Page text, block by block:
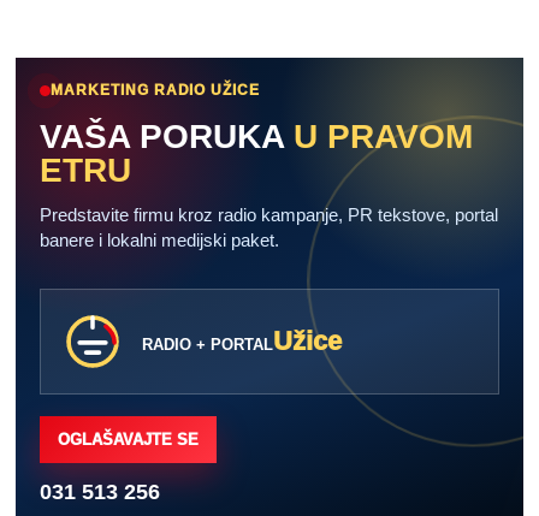
MARKETING RADIO UŽICE
VAŠA PORUKA U PRAVOM
ETRU
Predstavite firmu kroz radio kampanje, PR tekstove, portal
banere i lokalni medijski paket.
RADIO + PORTALUžice
OGLAŠAVAJTE SE
031 513 256